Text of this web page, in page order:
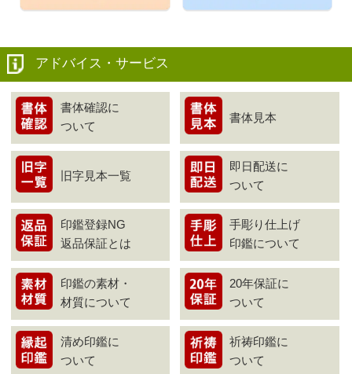
アドバイス・サービス
書体確認に
ついて
書体見本
旧字見本一覧
即日配送に
ついて
印鑑登録NG
返品保証とは
手彫り仕上げ
印鑑について
印鑑の素材・
材質について
20年保証に
ついて
清め印鑑に
ついて
祈祷印鑑に
ついて